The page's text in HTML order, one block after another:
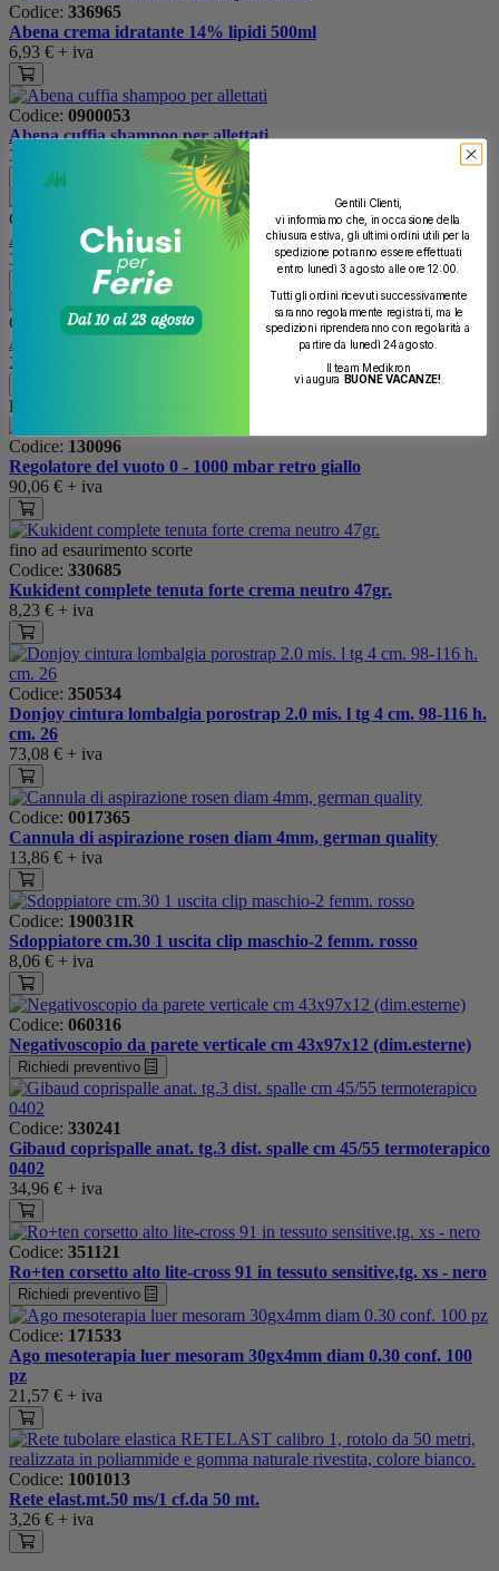
Codice: 336965
Abena crema idratante 14% lipidi 500ml
6,93 € + iva
Codice: 0900053
Abena cuffia shampoo per allettati
3,08 €
Codice:
Acaricida a ultrasuoni per ambienti
32,79 €
+ iva
Codice:171131
Acaricida a ultrasuoni per cuscino
27,30 €
Potrebbe interessarti anche
Codice: 130096
Regolatore del vuoto 0 - 1000 mbar retro giallo
90,06 € + iva
fino ad esaurimento scorte
Codice: 330685
Kukident complete tenuta forte crema neutro 47gr.
8,23 € + iva
Codice: 350534
Donjoy cintura lombalgia porostrap 2.0 mis. l tg 4 cm. 98-116 h.
cm. 26
73,08 € + iva
Codice: 0017365
Cannula di aspirazione rosen diam 4mm, german quality
13,86 € + iva
Codice: 190031R
Sdoppiatore cm.30 1 uscita clip maschio-2 femm. rosso
8,06 € + iva
Codice: 060316
Negativoscopio da parete verticale cm 43x97x12 (dim.esterne)
Richiedi preventivo
Codice: 330241
Gibaud coprispalle anat. tg.3 dist. spalle cm 45/55 termoterapico
0402
34,96 € + iva
Codice: 351121
Ro+ten corsetto alto lite-cross 91 in tessuto sensitive,tg. xs - nero
Richiedi preventivo
Codice: 171533
Ago mesoterapia luer mesoram 30gx4mm diam 0.30 conf. 100
pz
21,57 € + iva
Codice: 1001013
Rete elast.mt.50 ms/1 cf.da 50 mt.
3,26 € + iva
Gentili Clienti,
vi informiamo che, in occasione della
chiusura estiva, gli ultimi ordini utili per la
spedizione potranno essere effettuati
entro lunedì 3 agosto alle ore 12:00.
Tutti gli ordini ricevuti successivamente
saranno regolarmente registrati, ma le
spedizioni riprenderanno con regolarità a
partire da lunedì 24 agosto.
Il team Medikron
vi augura
BUONE VACANZE!